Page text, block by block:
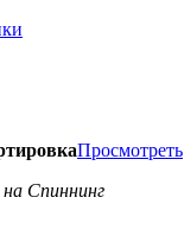
Просмотреть
на Спиннинг